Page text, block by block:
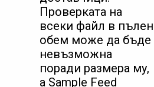
Проверката на
всеки файл в пълен
обем може да бъде
невъзможна
поради размера му,
а Sample Feed